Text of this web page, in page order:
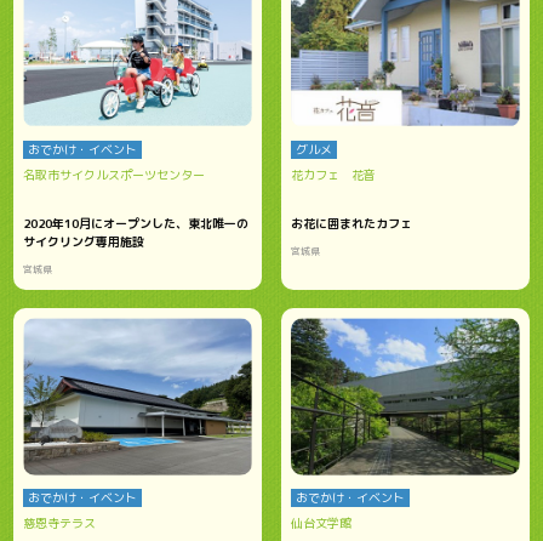
おでかけ・イベント
名取市サイクルスポーツセンター
2020年10月にオープンした、東北唯一の
サイクリング専用施設
宮城県
グルメ
花カフェ 花音
お花に囲まれたカフェ
宮城県
おでかけ・イベント
慈恩寺テラス
おでかけ・イベント
仙台文学館